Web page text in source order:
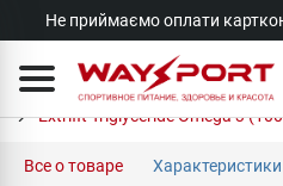
Не приймаємо оплати
Extrifit Triglyceride Omega 3
Все о товаре Характеристики